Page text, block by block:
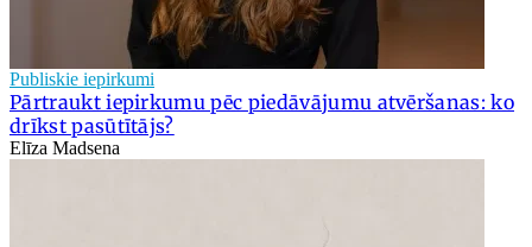
Publiskie iepirkumi
Pārtraukt iepirkumu pēc piedāvājumu atvēršanas: ko
drīkst pasūtītājs?
Elīza Madsena